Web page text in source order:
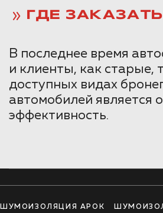
ГДЕ ЗАКАЗАТЬ
В последнее время
и клиенты, как старые,
доступных видах
автомобилей является
эффективность.
ШУМОИЗОЛЯЦИЯ АРОК